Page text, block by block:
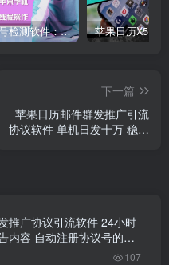
苹果蓝号检测软件：检测邮箱和手机是否符合苹果手机的协议软件
下一篇
苹果日历邮件群发推广引流
协议软件 单机日发十万 稳定
推广协议引流软件 24小时
内容 自动注册协议号的自
107